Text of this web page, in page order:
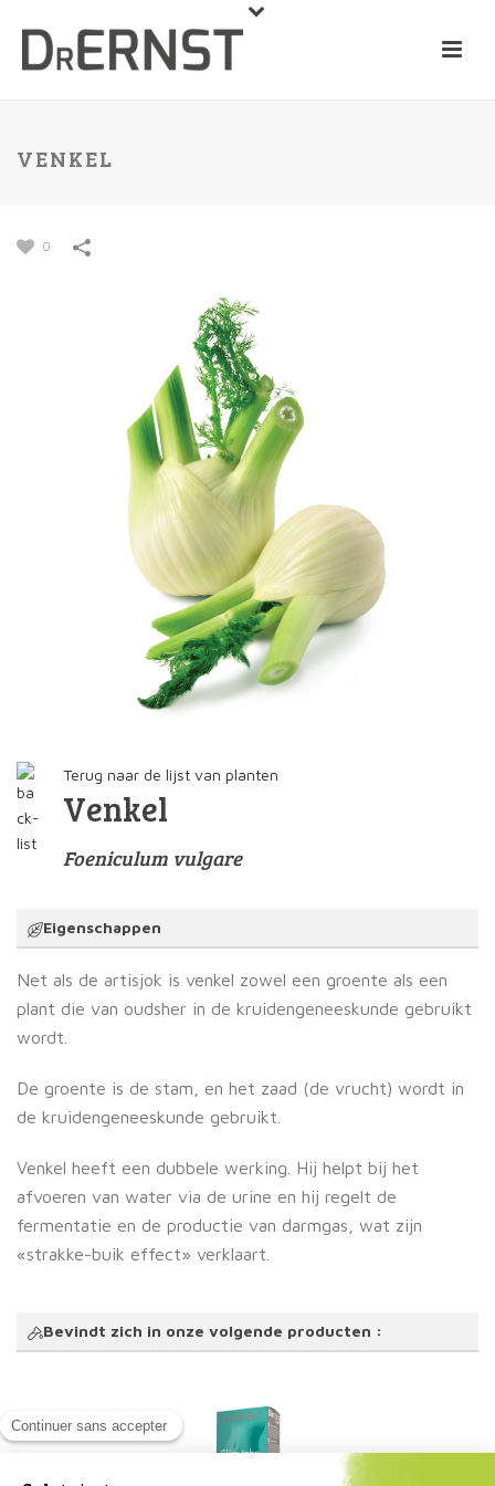
VENKEL
0
Terug naar de lijst van planten
Venkel
Foeniculum vulgare
Eigenschappen
Net als de artisjok is venkel zowel een groente als een
plant die van oudsher in de kruidengeneeskunde gebruikt
wordt.
De groente is de stam, en het zaad (de vrucht) wordt in
de kruidengeneeskunde gebruikt.
Venkel heeft een dubbele werking. Hij helpt bij het
afvoeren van water via de urine en hij regelt de
fermentatie en de productie van darmgas, wat zijn
«strakke-buik effect» verklaart.
Bevindt zich in onze volgende producten :